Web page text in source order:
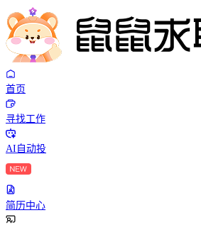
首页
寻找工作
AI自动投
简历中心